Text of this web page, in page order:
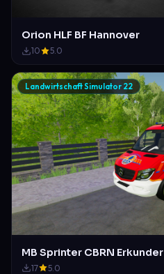
Orion HLF BF Hannover
10 5.0
Landwirtschaft Simulator 22
MB Sprinter CBRN Erkunder
17 5.0